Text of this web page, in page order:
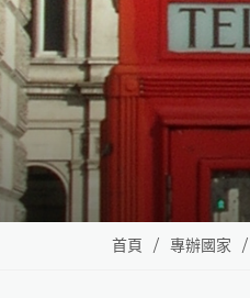
首頁 專辦國家